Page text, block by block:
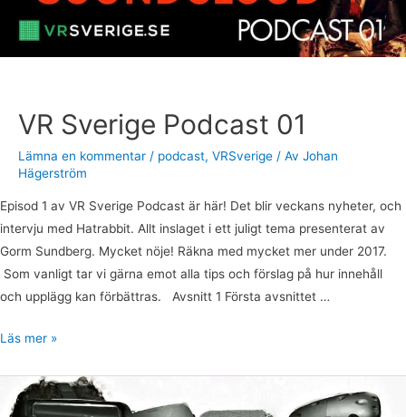
VR Sverige Podcast 01
Lämna en kommentar / podcast, VRSverige / Av Johan
Hägerström
Episod 1 av VR Sverige Podcast är här! Det blir veckans nyheter, och
intervju med Hatrabbit. Allt inslaget i ett juligt tema presenterat av
Gorm Sundberg. Mycket nöje! Räkna med mycket mer under 2017.
Som vanligt tar vi gärna emot alla tips och förslag på hur innehåll
och upplägg kan förbättras. Avsnitt 1 Första avsnittet …
Läs mer »
Sverige